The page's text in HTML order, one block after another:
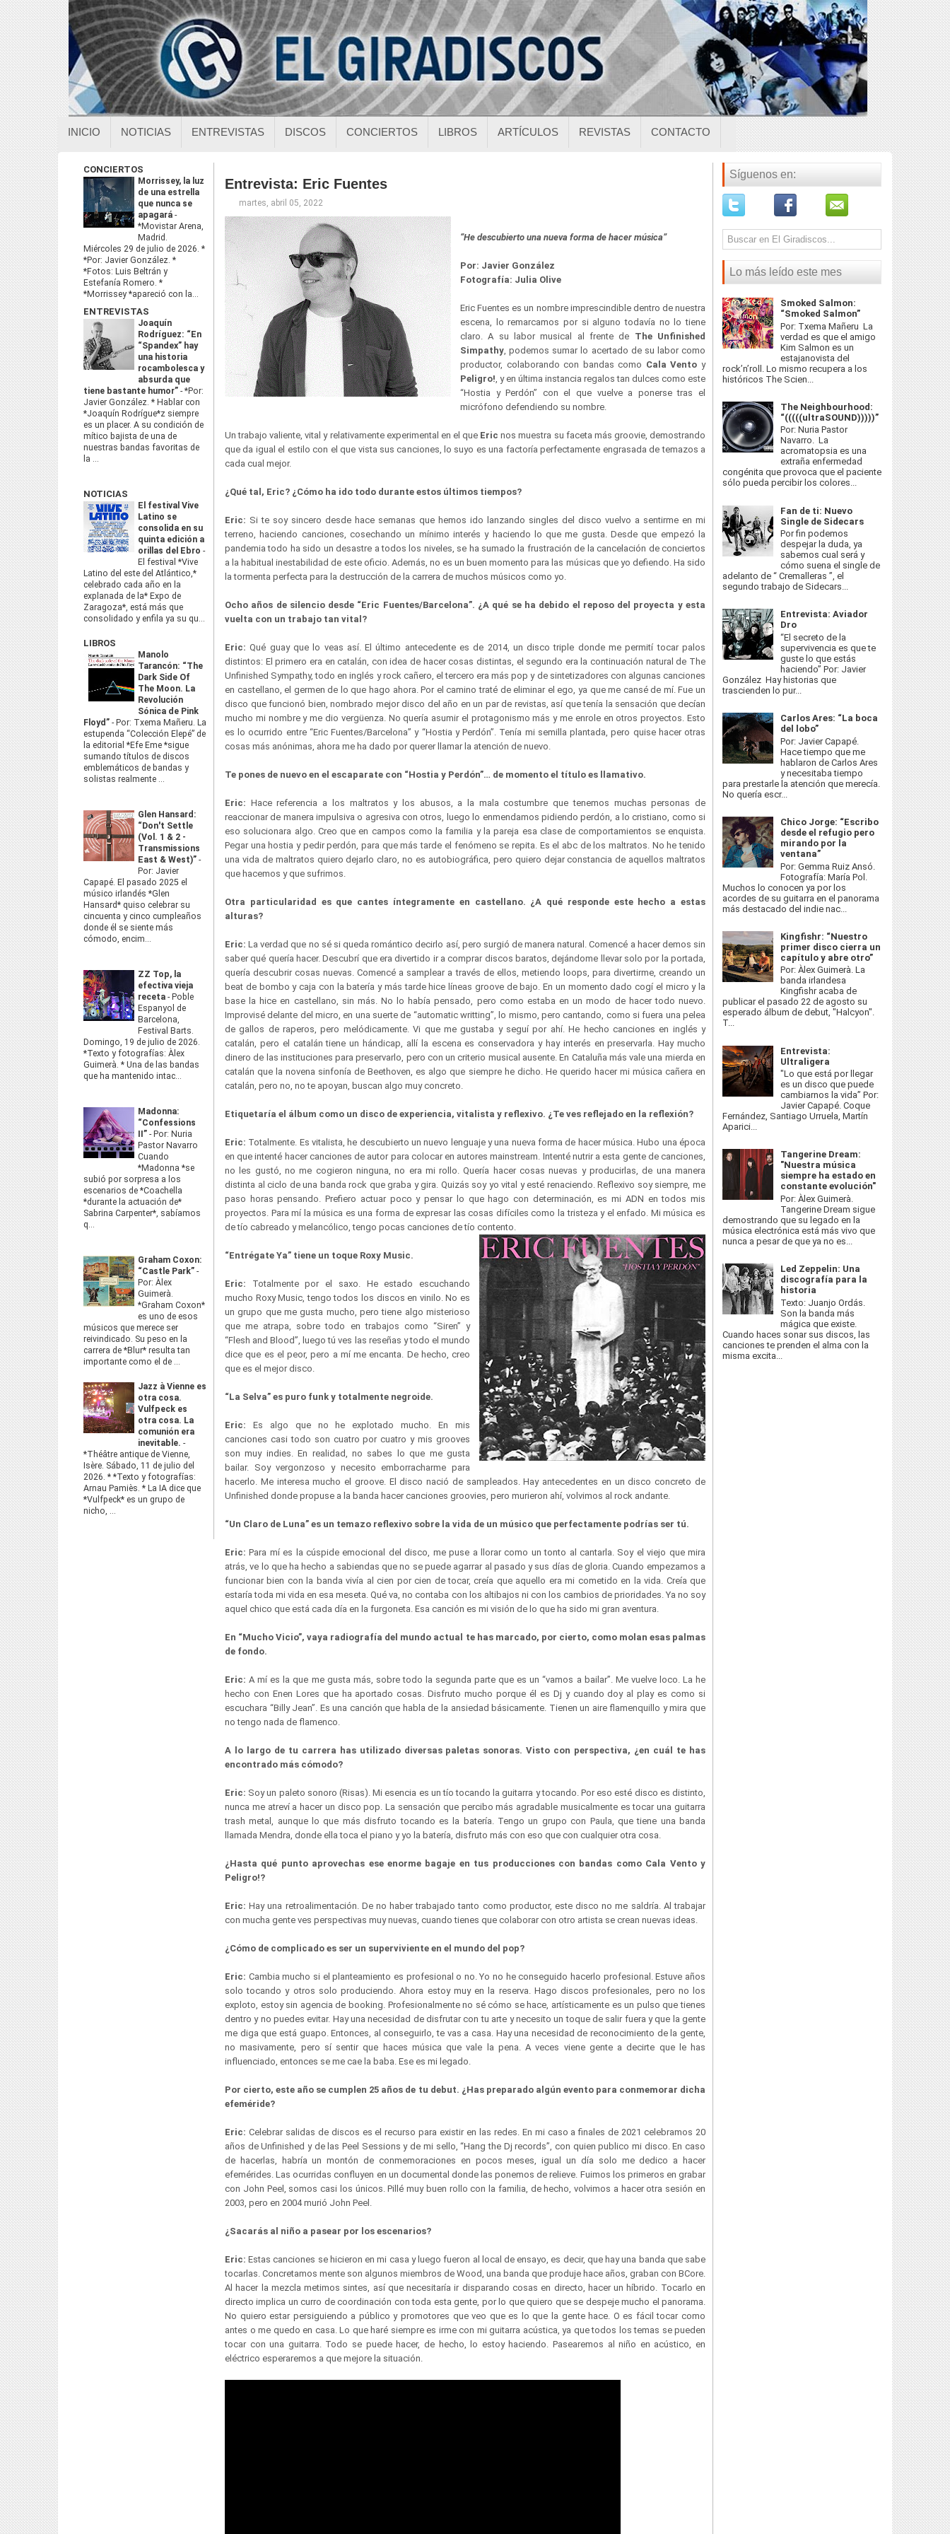
INICIO NOTICIAS ENTREVISTAS DISCOS CONCIERTOS LIBROS ARTÍCULOS REVISTAS CONTACTO
CONCIERTOS
Morrissey, la luz
de una estrella
que nunca se
apagará -
*Movistar Arena,
Madrid.
Miércoles 29 de julio de 2026. *
*Por: Javier González. *
*Fotos: Luis Beltrán y
Estefanía Romero. *
*Morrissey *apareció con la...
ENTREVISTAS
Joaquín
Rodríguez: “En
“Spandex” hay
una historia
rocambolesca y
absurda que
tiene bastante humor” -*Por:
Javier González. * Hablar con
*Joaquín Rodrígue*z siempre
es un placer. A su condición de
mítico bajista de una de
nuestras bandas favoritas de
la ...
NOTICIAS
El festival Vive
Latino se
consolida en su
quinta edición a
orillas del Ebro -
El festival *Vive
Latino del este del Atlántico,*
celebrado cada año en la
explanada de la* Expo de
Zaragoza*, está más que
consolidado y enfila ya su qu...
LIBROS
Manolo
Tarancón: “The
Dark Side Of
The Moon. La
Revolución
Sónica de Pink
Floyd” - Por: Txema Mañeru. La
estupenda “Colección Elepé” de
la editorial *Efe Eme *sigue
sumando títulos de discos
emblemáticos de bandas y
solistas realmente ...
Glen Hansard:
“Don't Settle
(Vol. 1 & 2 -
Transmissions
East & West)” -
Por: Javier
Capapé. El pasado 2025 el
músico irlandés *Glen
Hansard* quiso celebrar su
cincuenta y cinco cumpleaños
donde él se siente más
cómodo, encim...
ZZ Top, la
efectiva vieja
receta - Poble
Espanyol de
Barcelona,
Festival Barts.
Domingo, 19 de julio de 2026.
*Texto y fotografías: Àlex
Guimerà. * Una de las bandas
que ha mantenido intac...
Madonna:
“Confessions
II” - Por: Nuria
Pastor Navarro
Cuando
*Madonna *se
subió por sorpresa a los
escenarios de *Coachella
*durante la actuación de*
Sabrina Carpenter*, sabíamos
q...
Graham Coxon:
“Castle Park” -
Por: Àlex
Guimerà.
*Graham Coxon*
es uno de esos
músicos que merece ser
reivindicado. Su peso en la
carrera de *Blur* resulta tan
importante como el de ...
Jazz à Vienne es
otra cosa.
Vulfpeck es
otra cosa. La
comunión era
inevitable. -
*Théâtre antique de Vienne,
Isère. Sábado, 11 de julio del
2026. * *Texto y fotografías:
Arnau Pamiès. * La IA dice que
*Vulfpeck* es un grupo de
nicho, ...
Entrevista: Eric Fuentes
martes, abril 05, 2022
“He descubierto una nueva forma de hacer música”
Por: Javier González
Fotografía: Julia Olive
Eric Fuentes es un nombre imprescindible dentro de nuestra
escena, lo remarcamos por si alguno todavía no lo tiene
claro. A su labor musical al frente de The Unfinished
Simpathy, podemos sumar lo acertado de su labor como
productor, colaborando con bandas como Cala Vento y
Peligro!, y en última instancia regalos tan dulces como este
“Hostia y Perdón” con el que vuelve a ponerse tras el
micrófono defendiendo su nombre.
Un trabajo valiente, vital y relativamente experimental en el que Eric nos muestra su faceta más groovie, demostrando
que da igual el estilo con el que vista sus canciones, lo suyo es una factoría perfectamente engrasada de temazos a
cada cual mejor.
¿Qué tal, Eric? ¿Cómo ha ido todo durante estos últimos tiempos?
Eric: Si te soy sincero desde hace semanas que hemos ido lanzando singles del disco vuelvo a sentirme en mi
terreno, haciendo canciones, cosechando un mínimo interés y haciendo lo que me gusta. Desde que empezó la
pandemia todo ha sido un desastre a todos los niveles, se ha sumado la frustración de la cancelación de conciertos
a la habitual inestabilidad de este oficio. Además, no es un buen momento para las músicas que yo defiendo. Ha sido
la tormenta perfecta para la destrucción de la carrera de muchos músicos como yo.
Ocho años de silencio desde “Eric Fuentes/Barcelona”. ¿A qué se ha debido el reposo del proyecta y esta
vuelta con un trabajo tan vital?
Eric: Qué guay que lo veas así. El último antecedente es de 2014, un disco triple donde me permití tocar palos
distintos: El primero era en catalán, con idea de hacer cosas distintas, el segundo era la continuación natural de The
Unfinished Sympathy, todo en inglés y rock cañero, el tercero era más pop y de sintetizadores con algunas canciones
en castellano, el germen de lo que hago ahora. Por el camino traté de eliminar el ego, ya que me cansé de mí. Fue un
disco que funcionó bien, nombrado mejor disco del año en un par de revistas, así que tenía la sensación que decían
mucho mi nombre y me dio vergüenza. No quería asumir el protagonismo más y me enrole en otros proyectos. Esto
es lo ocurrido entre “Eric Fuentes/Barcelona” y “Hostia y Perdón”. Tenía mi semilla plantada, pero quise hacer otras
cosas más anónimas, ahora me ha dado por querer llamar la atención de nuevo.
Te pones de nuevo en el escaparate con “Hostia y Perdón”… de momento el título es llamativo.
Eric: Hace referencia a los maltratos y los abusos, a la mala costumbre que tenemos muchas personas de
reaccionar de manera impulsiva o agresiva con otros, luego lo enmendamos pidiendo perdón, a lo cristiano, como si
eso solucionara algo. Creo que en campos como la familia y la pareja esa clase de comportamientos se enquista.
Pegar una hostia y pedir perdón, para que más tarde el fenómeno se repita. Es el abc de los maltratos. No he tenido
una vida de maltratos quiero dejarlo claro, no es autobiográfica, pero quiero dejar constancia de aquellos maltratos
que hacemos y que sufrimos.
Otra particularidad es que cantes íntegramente en castellano. ¿A qué responde este hecho a estas
alturas?
Eric:La verdad que no sé si queda romántico decirlo así, pero surgió de manera natural. Comencé a hacer demos sin
saber qué quería hacer. Descubrí que era divertido ir a comprar discos baratos, dejándome llevar solo por la portada,
quería descubrir cosas nuevas. Comencé a samplear a través de ellos, metiendo loops, para divertirme, creando un
beat de bombo y caja con la batería y más tarde hice líneas groove de bajo. En un momento dado cogí el micro y la
base la hice en castellano, sin más. No lo había pensado, pero como estaba en un modo de hacer todo nuevo.
Improvisé delante del micro, en una suerte de “automatic writting”, lo mismo, pero cantando, como si fuera una pelea
de gallos de raperos, pero melódicamente. Vi que me gustaba y seguí por ahí. He hecho canciones en inglés y
catalán, pero el catalán tiene un hándicap, allí la escena es conservadora y hay interés en preservarla. Hay mucho
dinero de las instituciones para preservarlo, pero con un criterio musical ausente. En Cataluña más vale una mierda en
catalán que la novena sinfonía de Beethoven, es algo que siempre he dicho. He querido hacer mi música cañera en
catalán, pero no, no te apoyan, buscan algo muy concreto.
Etiquetaría el álbum como un disco de experiencia, vitalista y reflexivo. ¿Te ves reflejado en la reflexión?
Eric: Totalmente. Es vitalista, he descubierto un nuevo lenguaje y una nueva forma de hacer música. Hubo una época
en que intenté hacer canciones de autor para colocar en autores mainstream. Intenté nutrir a esta gente de canciones,
no les gustó, no me cogieron ninguna, no era mi rollo. Quería hacer cosas nuevas y producirlas, de una manera
distinta al ciclo de una banda rock que graba y gira. Quizás soy yo vital y esté renaciendo. Reflexivo soy siempre, me
paso horas pensando. Prefiero actuar poco y pensar lo que hago con determinación, es mi ADN en todos mis
proyectos. Para mí la música es una forma de expresar las cosas difíciles como la tristeza y el enfado. Mi música es
de tío cabreado y melancólico, tengo pocas canciones de tío contento.
“Entrégate Ya” tiene un toque Roxy Music.
Eric: Totalmente por el saxo. He estado escuchando
mucho Roxy Music, tengo todos los discos en vinilo. No es
un grupo que me gusta mucho, pero tiene algo misterioso
que me atrapa, sobre todo en trabajos como “Siren” y
“Flesh and Blood”, luego tú ves las reseñas y todo el mundo
dice que es el peor, pero a mí me encanta. De hecho, creo
que es el mejor disco.
“La Selva” es puro funk y totalmente negroide.
Eric: Es algo que no he explotado mucho. En mis
canciones casi todo son cuatro por cuatro y mis grooves
son muy indies. En realidad, no sabes lo que me gusta
bailar. Soy vergonzoso y necesito emborracharme para
hacerlo. Me interesa mucho el groove. El disco nació de sampleados. Hay antecedentes en un disco concreto de
Unfinished donde propuse a la banda hacer canciones groovies, pero murieron ahí, volvimos al rock andante.
“Un Claro de Luna” es un temazo reflexivo sobre la vida de un músico que perfectamente podrías ser tú.
Eric:Para mí es la cúspide emocional del disco, me puse a llorar como un tonto al cantarla. Soy el viejo que mira
atrás, ve lo que ha hecho a sabiendas que no se puede agarrar al pasado y sus días de gloria. Cuando empezamos a
funcionar bien con la banda vivía al cien por cien de tocar, creía que aquello era mi cometido en la vida. Creía que
estaría toda mi vida en esa meseta. Qué va, no contaba con los altibajos ni con los cambios de prioridades. Ya no soy
aquel chico que está cada día en la furgoneta. Esa canción es mi visión de lo que ha sido mi gran aventura.
En “Mucho Vicio”, vaya radiografía del mundo actual te has marcado, por cierto, como molan esas palmas
de fondo.
Eric: A mí es la que me gusta más, sobre todo la segunda parte que es un “vamos a bailar”. Me vuelve loco. La he
hecho con Enen Lores que ha aportado cosas. Disfruto mucho porque él es Dj y cuando doy al play es como si
escuchara “Billy Jean”. Es una canción que habla de la ansiedad básicamente. Tienen un aire flamenquillo y mira que
no tengo nada de flamenco.
A lo largo de tu carrera has utilizado diversas paletas sonoras. Visto con perspectiva, ¿en cuál te has
encontrado más cómodo?
Eric: Soy un paleto sonoro (Risas). Mi esencia es un tío tocando la guitarra y tocando. Por eso esté disco es distinto,
nunca me atreví a hacer un disco pop. La sensación que percibo más agradable musicalmente es tocar una guitarra
trash metal, aunque lo que más disfruto tocando es la batería. Tengo un grupo con Paula, que tiene una banda
llamada Mendra, donde ella toca el piano y yo la batería, disfruto más con eso que con cualquier otra cosa.
¿Hasta qué punto aprovechas ese enorme bagaje en tus producciones con bandas como Cala Vento y
Peligro!?
Eric: Hay una retroalimentación. De no haber trabajado tanto como productor, este disco no me saldría. Al trabajar
con mucha gente ves perspectivas muy nuevas, cuando tienes que colaborar con otro artista se crean nuevas ideas.
¿Cómo de complicado es ser un superviviente en el mundo del pop?
Eric: Cambia mucho si el planteamiento es profesional o no. Yo no he conseguido hacerlo profesional. Estuve años
solo tocando y otros solo produciendo. Ahora estoy muy en la reserva. Hago discos profesionales, pero no los
exploto, estoy sin agencia de booking. Profesionalmente no sé cómo se hace, artísticamente es un pulso que tienes
dentro y no puedes evitar. Hay una necesidad de disfrutar con tu arte y necesito un toque de salir fuera y que la gente
me diga que está guapo. Entonces, al conseguirlo, te vas a casa. Hay una necesidad de reconocimiento de la gente,
no masivamente, pero sí sentir que haces música que vale la pena. A veces viene gente a decirte que le has
influenciado, entonces se me cae la baba. Ese es mi legado.
Por cierto, este año se cumplen 25 años de tu debut. ¿Has preparado algún evento para conmemorar dicha
efeméride?
Eric: Celebrar salidas de discos es el recurso para existir en las redes. En mi caso a finales de 2021 celebramos 20
años de Unfinished y de las Peel Sessions y de mi sello, “Hang the Dj records”, con quien publico mi disco. En caso
de hacerlas, habría un montón de conmemoraciones en pocos meses, igual un día solo me dedico a hacer
efemérides. Las ocurridas confluyen en un documental donde las ponemos de relieve. Fuimos los primeros en grabar
con John Peel, somos casi los únicos. Pillé muy buen rollo con la familia, de hecho, volvimos a hacer otra sesión en
2003, pero en 2004 murió John Peel.
¿Sacarás al niño a pasear por los escenarios?
Eric:Estas canciones se hicieron en mi casa y luego fueron al local de ensayo, es decir, que hay una banda que sabe
tocarlas. Concretamos mente son algunos miembros de Wood, una banda que produje hace años, graban con BCore.
Al hacer la mezcla metimos sintes, así que necesitaría ir disparando cosas en directo, hacer un híbrido. Tocarlo en
directo implica un curro de coordinación con toda esta gente, por lo que quiero que se despeje mucho el panorama.
No quiero estar persiguiendo a público y promotores que veo que es lo que la gente hace. O es fácil tocar como
antes o me quedo en casa. Lo que haré siempre es irme con mi guitarra acústica, ya que todos los temas se pueden
tocar con una guitarra. Todo se puede hacer, de hecho, lo estoy haciendo. Pasearemos al niño en acústico, en
eléctrico esperaremos a que mejore la situación.
Síguenos en:
Lo más leído este mes
Smoked Salmon:
“Smoked Salmon”
Por: Txema Mañeru La
verdad es que el amigo
Kim Salmon es un
estajanovista del
rock’n’roll. Lo mismo recupera a los
históricos The Scien...
The Neighbourhood:
“(((((ultraSOUND)))))”
Por: Nuria Pastor
Navarro. La
acromatopsia es una
extraña enfermedad
congénita que provoca que el paciente
sólo pueda percibir los colores...
Fan de ti: Nuevo
Single de Sidecars
Por fin podemos
despejar la duda, ya
sabemos cual será y
cómo suena el single de
adelanto de “ Cremalleras ”, el
segundo trabajo de Sidecars...
Entrevista: Aviador
Dro
“El secreto de la
supervivencia es que te
guste lo que estás
haciendo” Por: Javier
González Hay historias que
trascienden lo pur...
Carlos Ares: “La boca
del lobo”
Por: Javier Capapé.
Hace tiempo que me
hablaron de Carlos Ares
y necesitaba tiempo
para prestarle la atención que merecía.
No quería escr...
Chico Jorge: “Escribo
desde el refugio pero
mirando por la
ventana”
Por: Gemma Ruiz Ansó.
Fotografía: María Pol.
Muchos lo conocen ya por los
acordes de su guitarra en el panorama
más destacado del indie nac...
Kingfishr: “Nuestro
primer disco cierra un
capítulo y abre otro”
Por: Àlex Guimerà. La
banda irlandesa
Kingfishr acaba de
publicar el pasado 22 de agosto su
esperado álbum de debut, "Halcyon".
T...
Entrevista:
Ultraligera
"Lo que está por llegar
es un disco que puede
cambiarnos la vida” Por:
Javier Capapé. Coque
Fernández, Santiago Urruela, Martín
Aparici...
Tangerine Dream:
"Nuestra música
siempre ha estado en
constante evolución"
Por: Àlex Guimerà.
Tangerine Dream sigue
demostrando que su legado en la
música electrónica está más vivo que
nunca a pesar de que ya no es...
Led Zeppelin: Una
discografía para la
historia
Texto: Juanjo Ordás.
Son la banda más
mágica que existe.
Cuando haces sonar sus discos, las
canciones te prenden el alma con la
misma excita...